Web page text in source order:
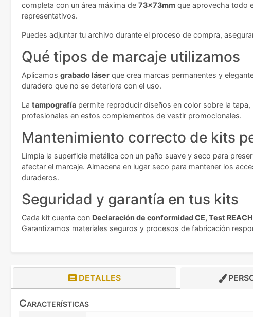
completa con un área máxima de 73x73mm que aprovecha todo
representativos.
Puedes adjuntar tu archivo durante el proceso de compra,
Qué tipos de marcaje utilizamos
Aplicamos grabado láser que crea marcas permanentes y
duradero que no se deteriora con el uso.
La tampografía permite reproducir diseños en color sobre la
profesionales en estos complementos de vestir promocionales.
Mantenimiento correcto de kits
Limpia la superficie metálica con un paño suave y seco para
afectar el marcaje. Almacena en lugar seco para mantener los
duraderos.
Seguridad y garantía en tus kits
Cada kit cuenta con Declaración de conformidad CE, Test
Garantizamos materiales seguros y procesos de fabricación
DETALLES
Características